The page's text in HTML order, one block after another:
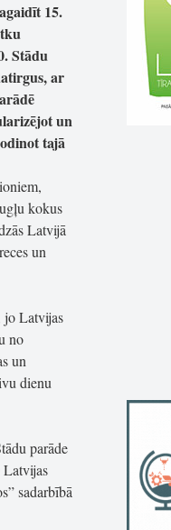
15.
Stādu
ar
un
tajā
kokus
Latvijā
un
jo Latvijas
no
un
dienu
parāde
Latvijas
sadarbībā